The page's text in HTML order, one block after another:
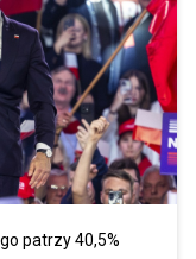
patrzy 40,5%